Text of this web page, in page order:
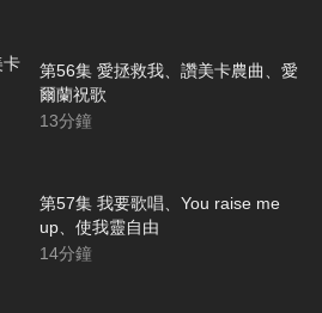
第56集 愛拯救我、讚美卡農曲、愛
爾蘭祝歌
13分鐘
第57集 我要歌唱、You raise me
up、使我靈自由
14分鐘